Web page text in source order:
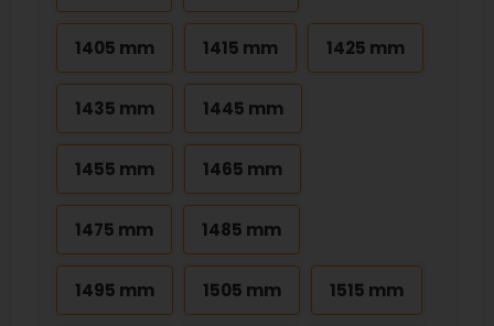
1405 mm 1415 mm 1425 mm
1435 mm 1445 mm
1455 mm 1465 mm
1475 mm 1485 mm
1495 mm 1505 mm 1515 mm